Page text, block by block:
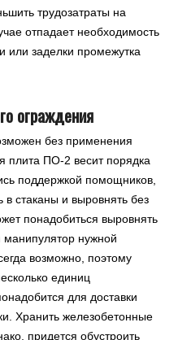
трудозатраты на
отпадает необходимость
или заделки промежутка
ограждения
без применения
плита ПО-2 весит порядка
поддержкой помощников,
в стаканы и выровнять без
понадобиться выровнять
манипулятор нужной
возможно, поэтому
единиц
для доставки
Хранить железобетонные
придется обустроить